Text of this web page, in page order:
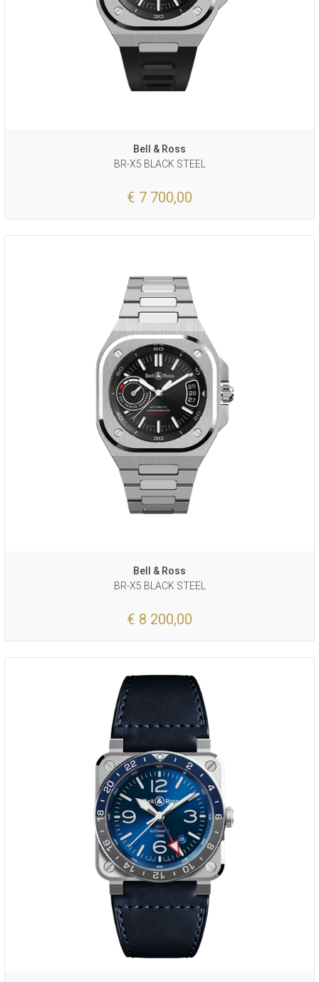
Bell & Ross
BR-X5 BLACK STEEL
€ 7 700,00
Bell & Ross
BR-X5 BLACK STEEL
€ 8 200,00